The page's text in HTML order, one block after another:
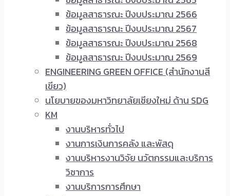
ข้อมูลสาธารณะ ปีงบประมาณ 2566
ข้อมูลสาธารณะ ปีงบประมาณ 2567
ข้อมูลสาธารณะ ปีงบประมาณ 2568
ข้อมูลสาธารณะ ปีงบประมาณ 2569
ENGINEERING GREEN OFFICE (สำนักงานสี
เขียว)
นโยบายของมหาวิทยาลัยเชียงใหม่ ด้าน SDG
KM
งานบริหารทั่วไป
งานการเงินการคลัง และพัสดุ
งานบริหารงานวิจัย นวัตกรรมและบริการ
วิชาการ
งานบริการการศึกษา